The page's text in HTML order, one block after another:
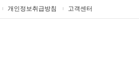
개인정보취급방침 고객센터